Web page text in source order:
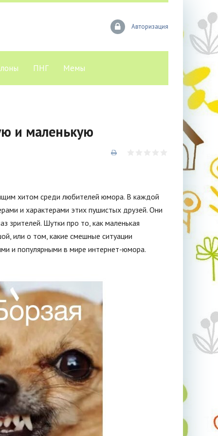
Авторизация
ПНГ Мемы
и маленькую
хитом среди любителей юмора. В каждой
и характерами этих пушистых друзей. Они
зрителей. Шутки про то, как маленькая
или о том, какие смешные ситуации
и популярными в мире интернет-юмора.